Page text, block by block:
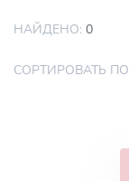
НАЙДЕНО: 0
СОРТИРОВАТЬ ПО